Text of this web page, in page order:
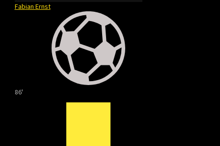
Fabian Ernst
86'